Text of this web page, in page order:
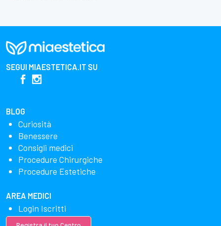
SEGUI MIAESTETICA.IT SU
BLOG
Curiosità
Benessere
Consigli medici
Procedure Chirurgiche
Procedure Estetiche
AREA MEDICI
Login Iscritti